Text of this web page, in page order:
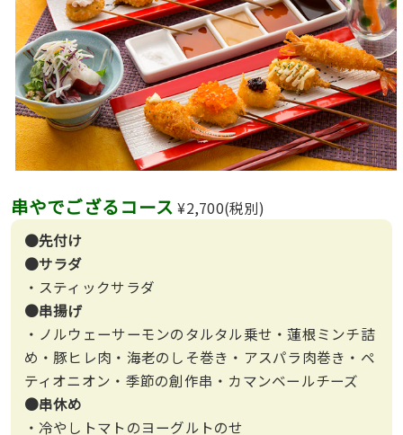
串やでござるコース ¥2,700(税別)
●先付け
●サラダ
・スティックサラダ
●串揚げ
・ノルウェーサーモンのタルタル乗せ・蓮根ミンチ詰
め・豚ヒレ肉・海老のしそ巻き・アスパラ肉巻き・ペ
ティオニオン・季節の創作串・カマンベールチーズ
●串休め
・冷やしトマトのヨーグルトのせ